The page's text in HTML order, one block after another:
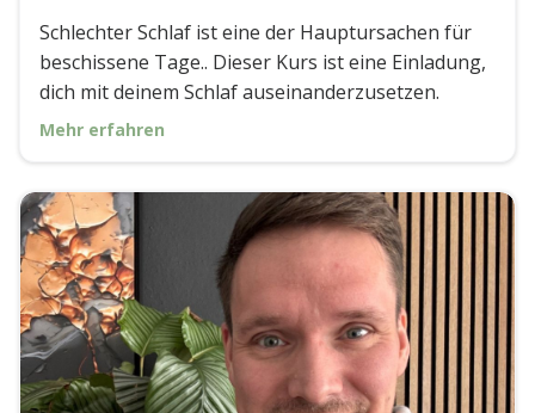
Schlechter Schlaf ist eine der Hauptursachen für
beschissene Tage.. Dieser Kurs ist eine Einladung,
dich mit deinem Schlaf auseinanderzusetzen.
Mehr erfahren